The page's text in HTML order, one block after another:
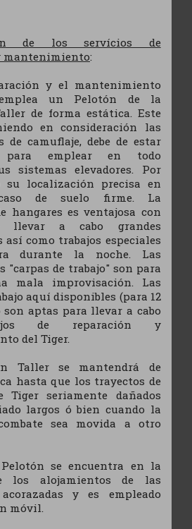
de los servícios de
mantenimiento:
y el mantenimiento
un Pelotón de la
de forma estática. Este
en consideración las
de camuflaje, debe de estar
para emplear en todo
sistemas elevadores. Por
su localización precisa en
de suelo firme. La
hangares es ventajosa con
a cabo grandes
así como trabajos especiales
durante la noche. Las
"carpas de trabajo" son para
mala improvisación. Las
aquí disponibles (para 12
son aptas para llevar a cabo
de reparación y
del Tiger.
Taller se mantendrá de
hasta que los trayectos de
Tiger seriamente dañados
largos ó bien cuando la
sea movida a otro
se encuentra en la
los alojamientos de las
y es empleado
móvil.